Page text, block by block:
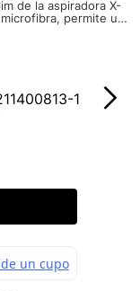
de la aspiradora X-
permite una
para el